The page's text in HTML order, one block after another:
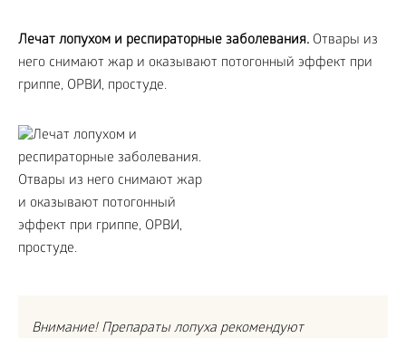
Лечат лопухом и респираторные заболевания. Отвары из
него снимают жар и оказывают потогонный эффект при
гриппе, ОРВИ, простуде.
Внимание! Препараты лопуха рекомендуют